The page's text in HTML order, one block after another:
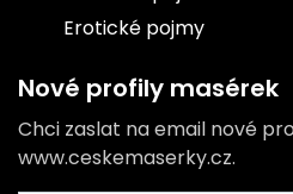
Erotické pojmy
Nové profily masérek
Chci zaslat na email nové
www.ceskemaserky.cz.